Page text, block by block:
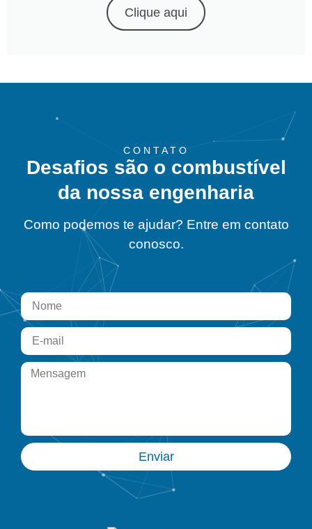
Clique aqui
CONTATO
Desafios são o combustível
da nossa engenharia
Como podemos te ajudar? Entre em contato
conosco.
Enviar